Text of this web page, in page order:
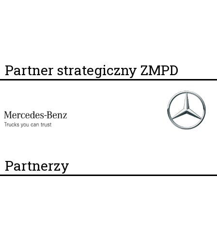
Partner strategiczny ZMPD
Partnerzy